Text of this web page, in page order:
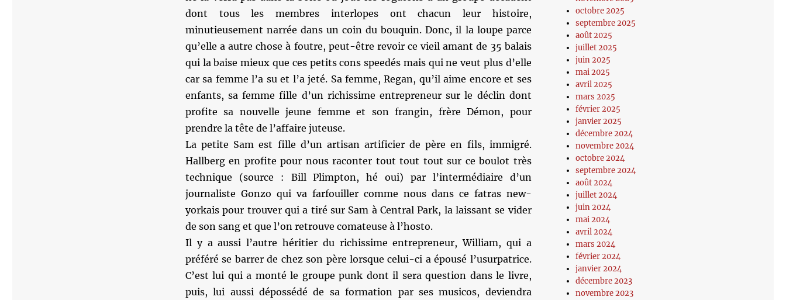
dont tous les membres interlopes ont chacun leur histoire,
minutieusement narrée dans un coin du bouquin. Donc, il la loupe parce
qu’elle a autre chose à foutre, peut-être revoir ce vieil amant de 35 balais
qui la baise mieux que ces petits cons speedés mais qui ne veut plus d’elle
car sa femme l’a su et l’a jeté. Sa femme, Regan, qu’il aime encore et ses
enfants, sa femme fille d’un richissime entrepreneur sur le déclin dont
profite sa nouvelle jeune femme et son frangin, frère Démon, pour
prendre la tête de l’affaire juteuse.
La petite Sam est fille d’un artisan artificier de père en fils, immigré.
Hallberg en profite pour nous raconter tout tout tout sur ce boulot très
technique (source : Bill Plimpton, hé oui) par l’intermédiaire d’un
journaliste Gonzo qui va farfouiller comme nous dans ce fatras new-
yorkais pour trouver qui a tiré sur Sam à Central Park, la laissant se vider
de son sang et que l’on retrouve comateuse à l’hosto.
Il y a aussi l’autre héritier du richissime entrepreneur, William, qui a
préféré se barrer de chez son père lorsque celui-ci a épousé l’usurpatrice.
C’est lui qui a monté le groupe punk dont il sera question dans le livre,
puis, lui aussi dépossédé de sa formation par ses musicos, deviendra
octobre 2025
septembre 2025
août 2025
juillet 2025
juin 2025
mai 2025
avril 2025
mars 2025
février 2025
janvier 2025
décembre 2024
novembre 2024
octobre 2024
septembre 2024
août 2024
juillet 2024
juin 2024
mai 2024
avril 2024
mars 2024
février 2024
janvier 2024
décembre 2023
novembre 2023